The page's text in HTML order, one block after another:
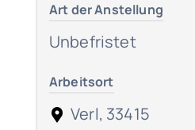
Art der Anstellung
Unbefristet
Arbeitsort
Verl, 33415